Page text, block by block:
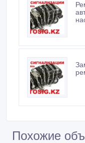
Похожие